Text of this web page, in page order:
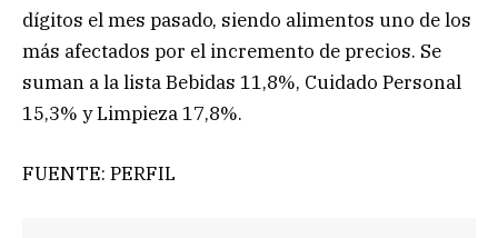
dígitos el mes pasado, siendo alimentos uno de los
más afectados por el incremento de precios. Se
suman a la lista Bebidas 11,8%, Cuidado Personal
15,3% y Limpieza 17,8%.
FUENTE: PERFIL